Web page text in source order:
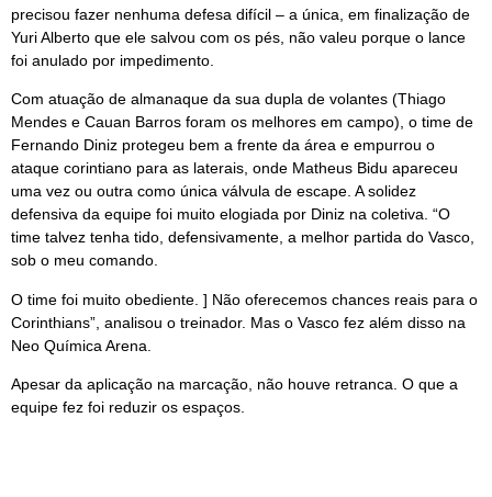
precisou fazer nenhuma defesa difícil – a única, em finalização de
Yuri Alberto que ele salvou com os pés, não valeu porque o lance
foi anulado por impedimento.
Com atuação de almanaque da sua dupla de volantes (Thiago
Mendes e Cauan Barros foram os melhores em campo), o time de
Fernando Diniz protegeu bem a frente da área e empurrou o
ataque corintiano para as laterais, onde Matheus Bidu apareceu
uma vez ou outra como única válvula de escape. A solidez
defensiva da equipe foi muito elogiada por Diniz na coletiva. “O
time talvez tenha tido, defensivamente, a melhor partida do Vasco,
sob o meu comando.
O time foi muito obediente. ] Não oferecemos chances reais para o
Corinthians”, analisou o treinador. Mas o Vasco fez além disso na
Neo Química Arena.
Apesar da aplicação na marcação, não houve retranca. O que a
equipe fez foi reduzir os espaços.